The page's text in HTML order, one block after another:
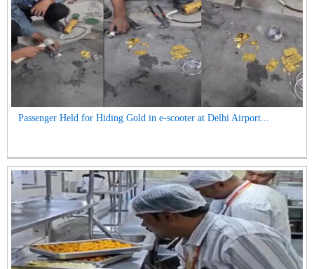
Passenger Held for Hiding Gold in e-scooter at Delhi Airport...